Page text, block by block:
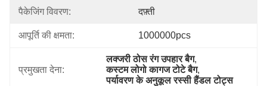
पैकेजिंग विवरण: दफ़्ती
आपूर्ति की क्षमता: 1000000pcs
प्रमुखता देना:
लक्जरी ठोस रंग उपहार बैग,
कस्टम लोगो कागज टोटे बैग,
पर्यावरण के अनुकूल रस्सी हैंडल टोट्स